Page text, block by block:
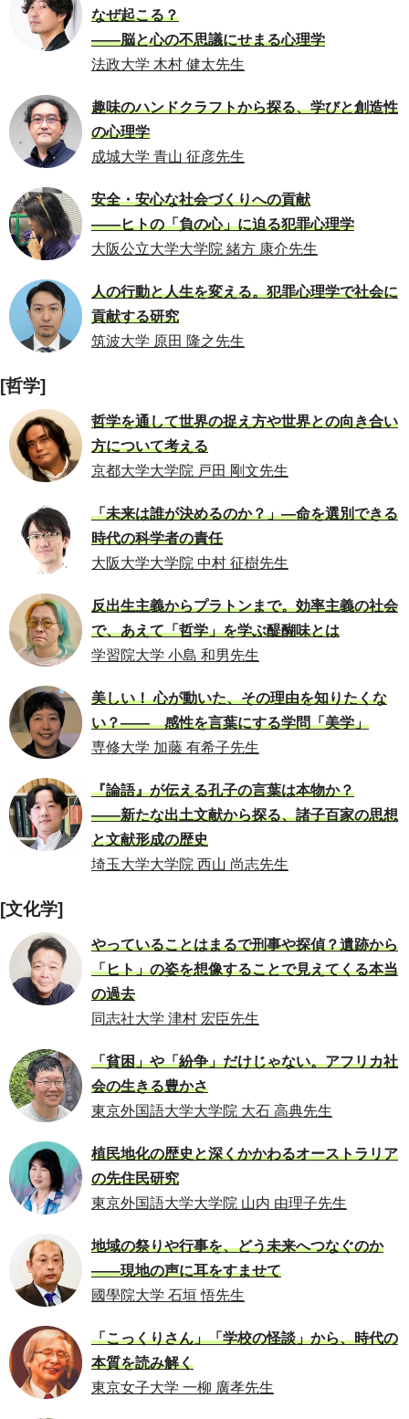
なぜ起こる？
――脳と心の不思議にせまる心理学
法政大学 木村 健太先生
趣味のハンドクラフトから探る、学びと創造性
の心理学
成城大学 青山 征彦先生
安全・安心な社会づくりへの貢献
――ヒトの「負の心」に迫る犯罪心理学
大阪公立大学大学院 緒方 康介先生
人の行動と人生を変える。犯罪心理学で社会に
貢献する研究
筑波大学 原田 隆之先生
[哲学]
哲学を通して世界の捉え方や世界との向き合い
方について考える
京都大学大学院 戸田 剛文先生
「未来は誰が決めるのか？」―命を選別できる
時代の科学者の責任
大阪大学大学院 中村 征樹先生
反出生主義からプラトンまで。効率主義の社会
で、あえて「哲学」を学ぶ醍醐味とは
学習院大学 小島 和男先生
美しい！ 心が動いた、その理由を知りたくな
い？―― 感性を言葉にする学問「美学」
専修大学 加藤 有希子先生
『論語』が伝える孔子の言葉は本物か？
――新たな出土文献から探る、諸子百家の思想
と文献形成の歴史
埼玉大学大学院 西山 尚志先生
[文化学]
やっていることはまるで刑事や探偵？遺跡から
「ヒト」の姿を想像することで見えてくる本当
の過去
同志社大学 津村 宏臣先生
「貧困」や「紛争」だけじゃない。アフリカ社
会の生きる豊かさ
東京外国語大学大学院 大石 高典先生
植民地化の歴史と深くかかわるオーストラリア
の先住民研究
東京外国語大学大学院 山内 由理子先生
地域の祭りや行事を、どう未来へつなぐのか
――現地の声に耳をすませて
國學院大学 石垣 悟先生
「こっくりさん」「学校の怪談」から、時代の
本質を読み解く
東京女子大学 一柳 廣孝先生